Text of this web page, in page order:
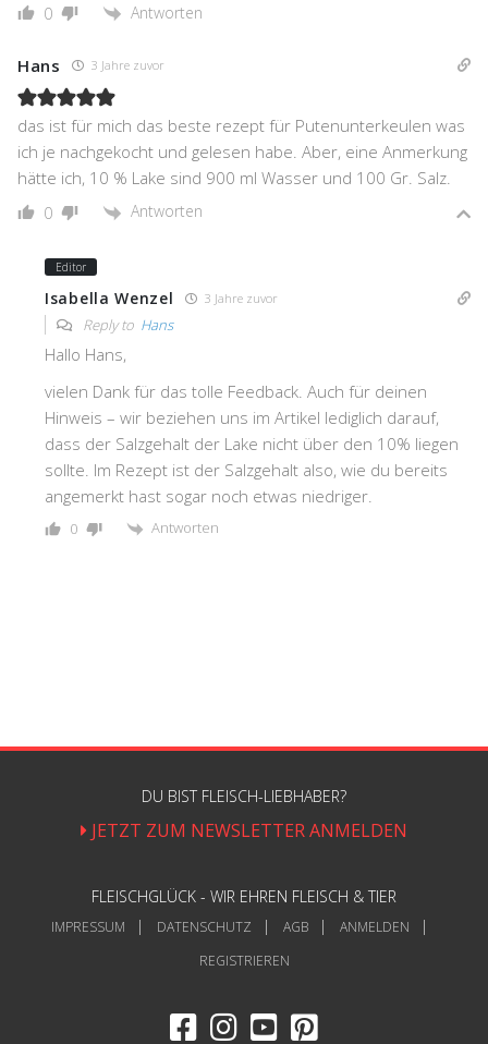
0 Antworten
Hans 3 Jahre zuvor
das ist für mich das beste rezept für Putenunterkeulen was
ich je nachgekocht und gelesen habe. Aber, eine Anmerkung
hätte ich, 10 % Lake sind 900 ml Wasser und 100 Gr. Salz.
0 Antworten
Editor
Isabella Wenzel 3 Jahre zuvor
Reply to Hans
Hallo Hans,
vielen Dank für das tolle Feedback. Auch für deinen
Hinweis – wir beziehen uns im Artikel lediglich darauf,
dass der Salzgehalt der Lake nicht über den 10% liegen
sollte. Im Rezept ist der Salzgehalt also, wie du bereits
angemerkt hast sogar noch etwas niedriger.
0 Antworten
DU BIST FLEISCH-LIEBHABER?
JETZT ZUM NEWSLETTER ANMELDEN
FLEISCHGLÜCK - WIR EHREN FLEISCH & TIER
IMPRESSUM DATENSCHUTZ AGB
ANMELDEN
REGISTRIEREN